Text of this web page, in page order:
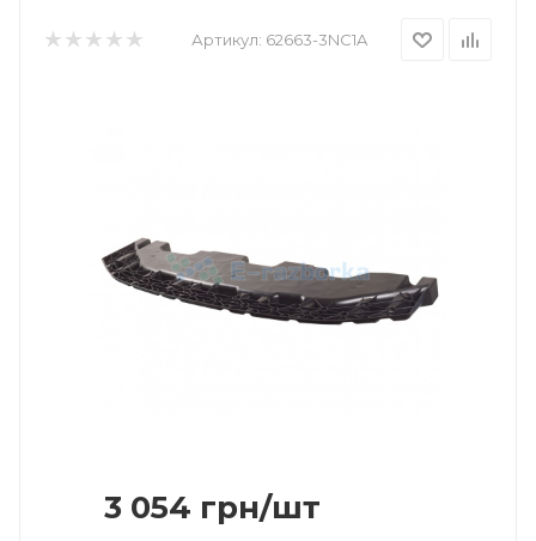
Артикул: 62663-3NC1A
3 054 грн/шт